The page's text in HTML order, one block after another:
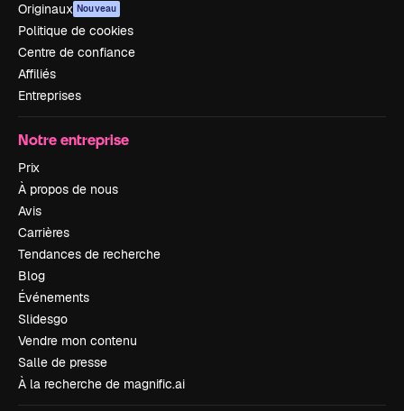
Originaux Nouveau
Politique de cookies
Centre de confiance
Affiliés
Entreprises
Notre entreprise
Prix
À propos de nous
Avis
Carrières
Tendances de recherche
Blog
Événements
Slidesgo
Vendre mon contenu
Salle de presse
À la recherche de magnific.ai